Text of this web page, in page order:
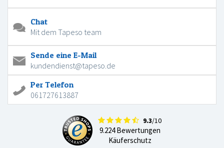
Chat
Mit dem Tapeso team
Sende eine E-Mail
kundendienst@tapeso.de
Per Telefon
061727613887
9.3/10
9.224 Bewertungen
Käuferschutz